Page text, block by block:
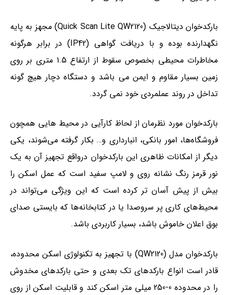
بارکدخوان دیتالاجیک (Quick Scan Lite QW2120) مجهز به پایه
نگهدارنده بوده و با دریافت گواهی (IP42) در برابر هرگونه
مخاطرات محیطی بخصوص سقوط از ارتفاع 1.5 متری بر روی
زمین بسیار مقاوم و ایمن می باشد و دستگاه دچار هیچ گونه
تداخل در روند عملمردی خود نمی گردد.
بارکدخوان مورد نظرمان از لحاظ کارآیی در محیط هایی همچون
فروشگاه‌ها، امور بانکی، انبارداری و… بکار گرفته می‌شوند، یکی
دیگر از امکانات ظاهری این بارکدخوان درواقع تجهیز آن به یک
نور قرمز رنگ نشانه‌ روی و لامپ سفید است که عمل اسکن را
بیش‌ از پیش آسان‌ تر کرده است که این ویژگی می‌تواند در
محیط‌های کاری پر سروصدا یا در کتابخانه‌ها که بایستی صدای
بوق اعلان خاموش باشد، بسیار کاربردی باشد.
بارکدخوان مدل (QW2120) با تجهیز به تکنولوژی اسکن محدوده،
قادر است انواع بارکدهای تک بعدی و حتی بارکدهای مخدوش
را در محدوده 0-250 میلی متر
اسکن کند و قابلیت اسکن از روی